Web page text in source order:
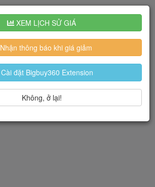
XEM LỊCH SỬ GIÁ
Nhận thông báo khi giá giảm
Cài đặt Bigbuy360 Extension
Không, ở lại!